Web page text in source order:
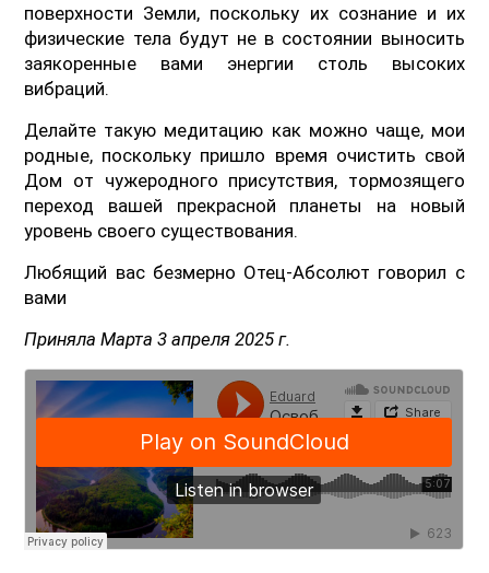
поверхности Земли, поскольку их сознание и их
физические тела будут не в состоянии выносить
заякоренные вами энергии столь высоких
вибраций.
Делайте такую медитацию как можно чаще, мои
родные, поскольку пришло время очистить свой
Дом от чужеродного присутствия, тормозящего
переход вашей прекрасной планеты на новый
уровень своего существования.
Любящий вас безмерно Отец-Абсолют говорил с
вами
Приняла Марта 3 апреля 2025 г.